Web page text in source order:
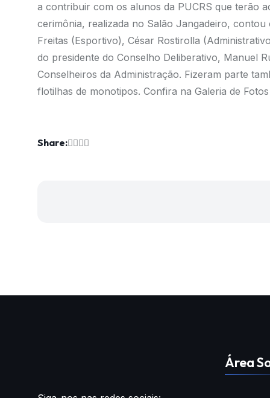
a contribuir com os alunos da PUCRS que terão
cerimônia, realizada no Salão Jangadeiro,
Freitas (Esportivo), César Rostirolla
do presidente do Conselho Deliberativo, Manuel
Conselheiros da Administração. Fizeram parte
flotilhas de monotipos. Confira na Galeria de Fotos
Share:
Área